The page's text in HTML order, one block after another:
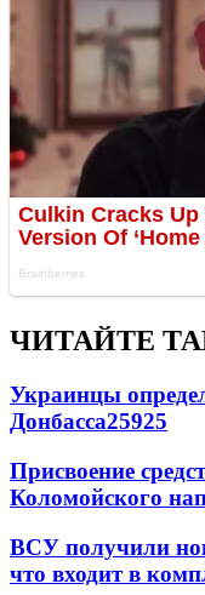
ЧИТАЙТЕ
Украинцы
Донбасса25925
Присвоение
Коломойского
ВСУ получили
что входит в